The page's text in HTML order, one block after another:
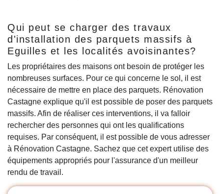
Qui peut se charger des travaux
d'installation des parquets massifs à
Eguilles et les localités avoisinantes?
Les propriétaires des maisons ont besoin de protéger les
nombreuses surfaces. Pour ce qui concerne le sol, il est
nécessaire de mettre en place des parquets. Rénovation
Castagne explique qu'il est possible de poser des parquets
massifs. Afin de réaliser ces interventions, il va falloir
rechercher des personnes qui ont les qualifications
requises. Par conséquent, il est possible de vous adresser
à Rénovation Castagne. Sachez que cet expert utilise des
équipements appropriés pour l'assurance d'un meilleur
rendu de travail.